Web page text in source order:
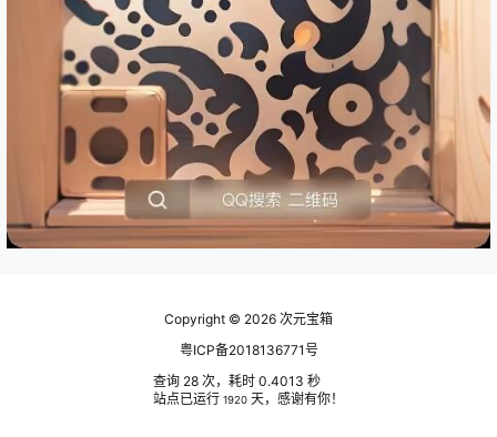
Copyright © 2026 次元宝箱
粤ICP备2018136771号
查询 28 次，耗时 0.4013 秒
站点已运行 1920 天，感谢有你！